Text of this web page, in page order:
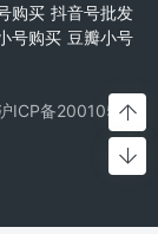
购买 抖音号批发
号购买 豆瓣小号
ICP备20010537